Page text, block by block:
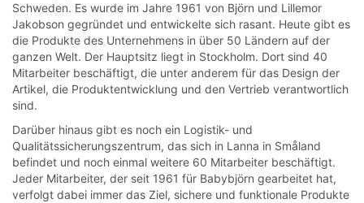
Schweden. Es wurde im Jahre 1961 von Björn und Lillemor
Jakobson gegründet und entwickelte sich rasant. Heute gibt es
die Produkte des Unternehmens in über 50 Ländern auf der
ganzen Welt. Der Hauptsitz liegt in Stockholm. Dort sind 40
Mitarbeiter beschäftigt, die unter anderem für das Design der
Artikel, die Produktentwicklung und den Vertrieb verantwortlich
sind.
Darüber hinaus gibt es noch ein Logistik- und
Qualitätssicherungszentrum, das sich in Lanna in Småland
befindet und noch einmal weitere 60 Mitarbeiter beschäftigt.
Jeder Mitarbeiter, der seit 1961 für Babybjörn gearbeitet hat,
verfolgt dabei immer das Ziel, sichere und funktionale Produkte